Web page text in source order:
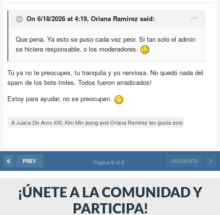
On 6/18/2026 at 4:19, Oriana Ramirez said:
Que pena. Ya esto se puso cada vez peor. Si tan solo el admin
se hiciera responsable, o los moderadores.
Tú ya no te preocupes, tu tranquila y yo nerviosa. No quedó nada del
spam de los bots-troles. Todos fueron erradicados!
Estoy para ayudar, no se preocupen.
A Juana De Arco XXI, Kim Min-jeong and Oriana Ramirez les gusta esto
PREV SIGUIENTE
Página 8 of 8
¡ÚNETE A LA COMUNIDAD Y
PARTICIPA!